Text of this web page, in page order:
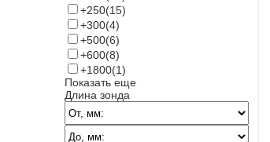
+250(15)
+300(4)
+500(6)
+600(8)
+1800(1)
Показать еще
Длина зонда